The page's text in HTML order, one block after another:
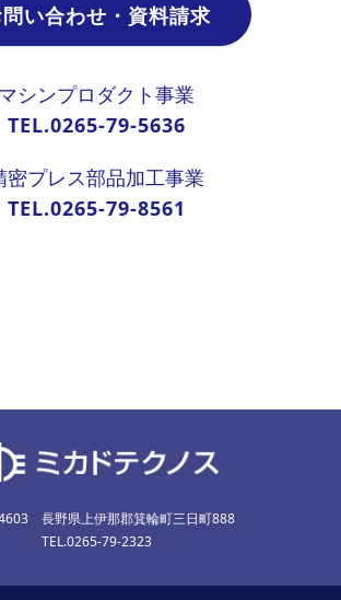
い合わせ・資料請求
マシンプロダクト事業
TEL.0265-79-5636
密プレス部品加工事業
TEL.0265-79-8561
長野県上伊那郡箕輪町三日町888
TEL.0265-79-2323